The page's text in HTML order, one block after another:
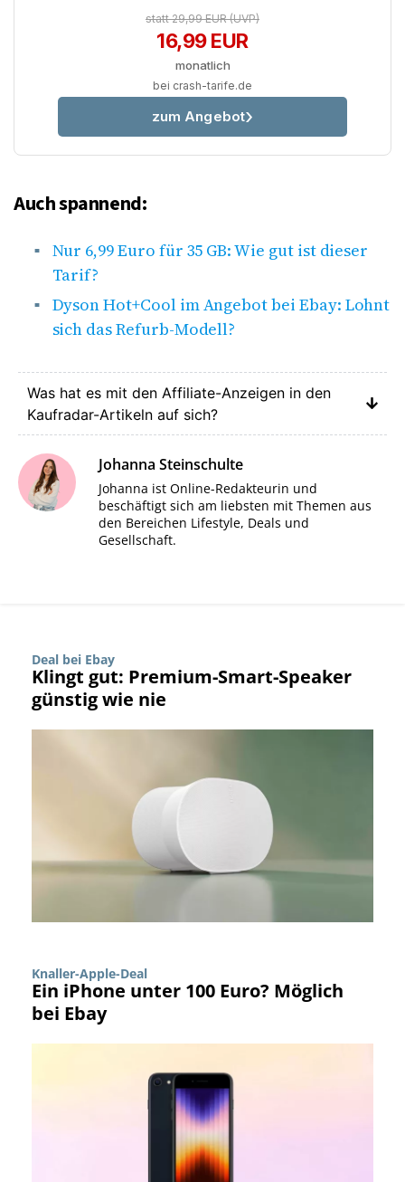
statt 29,99 EUR(UVP)
16,99 EUR
monatlich
bei crash-tarife.de
zum Angebot
Auch spannend:
Nur 6,99 Euro für 35 GB: Wie gut ist dieser
Tarif?
Dyson Hot+Cool im Angebot bei Ebay: Lohnt
sich das Refurb-Modell?
Was hat es mit den Affiliate-Anzeigen in den
Kaufradar-Artikeln auf sich?
Johanna Steinschulte
Johanna ist Online-Redakteurin und
beschäftigt sich am liebsten mit Themen aus
den Bereichen Lifestyle, Deals und
Gesellschaft.
Deal bei Ebay
Klingt gut: Premium-Smart-Speaker
günstig wie nie
Knaller-Apple-Deal
Ein iPhone unter 100 Euro? Möglich
bei Ebay